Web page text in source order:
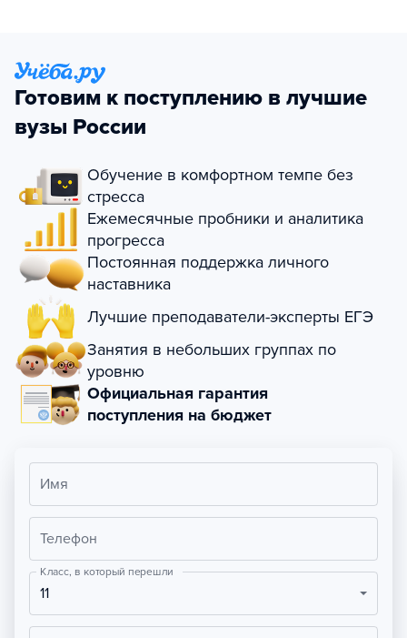
Готовим к поступлению в лучшие
вузы России
Обучение в комфортном темпе без
стресса
Ежемесячные пробники и аналитика
прогресса
Постоянная поддержка личного
наставника
Лучшие преподаватели-эксперты ЕГЭ
Занятия в небольших группах по
уровню
Официальная гарантия
поступления на бюджет
Имя
Телефон
Класс, в который перешли
11